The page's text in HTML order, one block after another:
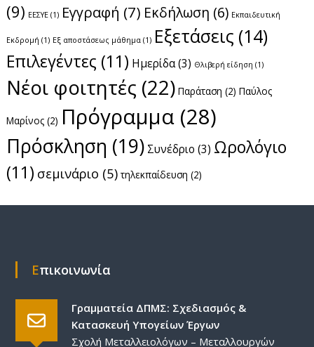
(9) ΕΕΣΥΕ(1) Εγγραφή (7) Εκδήλωση (6) Εκπαιδευτική
Εκδρομή (1) Εξ αποστάσεως μάθημα(1) Εξετάσεις (14)
Επιλεγέντες (11) Ημερίδα(3) Θλιβερή είδηση (1)
Νέοι φοιτητές (22) Παράταση (2) Παύλος
Μαρίνος(2) Πρόγραμμα(28)
Πρόσκληση (19) Συνέδριο (3) Ωρολόγιο
(11) σεμινάριο (5) τηλεκπαίδευση (2)
Επικοινωνία
Γραμματεία ΔΠΜΣ: Σχεδιασμός &
Κατασκευή Υπογείων Έργων
Σχολή Μεταλλειολόγων – Μεταλλουργών